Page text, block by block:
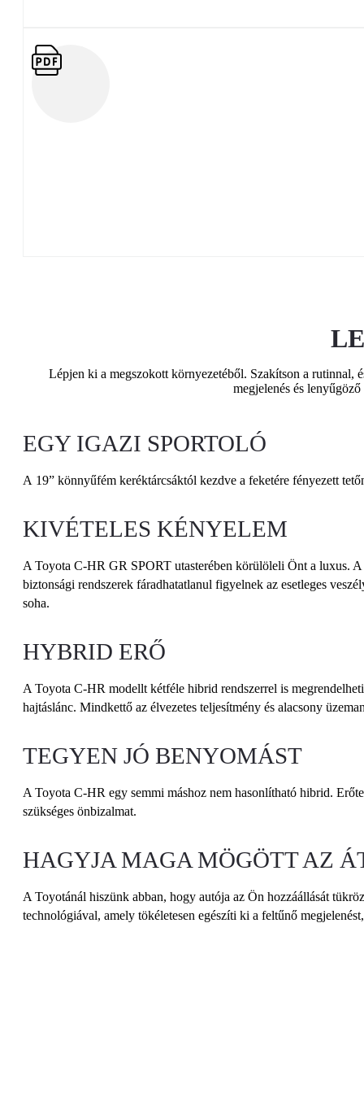
Lépjen ki a megszokott környezetéből. Szakítson a rutinnal,
megjelenés és
EGY IGAZI SPORTOLÓ
A 19” könnyűfém keréktárcsáktól kezdve a feketére fényezett
KIVÉTELES KÉNYELEM
A Toyota C‑HR GR SPORT utasterében körülöleli Önt a luxus.
biztonsági rendszerek fáradhatatlanul figyelnek az esetleges
soha.
HYBRID ERŐ
A Toyota C‑HR modellt kétféle hibrid rendszerrel is
hajtáslánc. Mindkettő az élvezetes teljesítmény és alacsony
TEGYEN JÓ BENYOMÁST
A Toyota C-HR egy semmi máshoz nem hasonlítható hibrid.
szükséges önbizalmat.
HAGYJA MAGA MÖGÖTT AZ
A Toyotánál hiszünk abban, hogy autója az Ön hozzáállását
technológiával, amely tökéletesen egészíti ki a feltűnő